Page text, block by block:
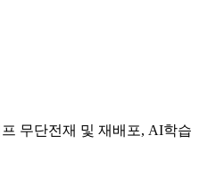
무단전재 및 재배포, AI학습